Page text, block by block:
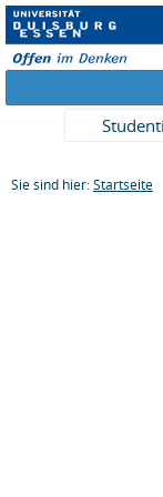
Sie sind hier: Startseite